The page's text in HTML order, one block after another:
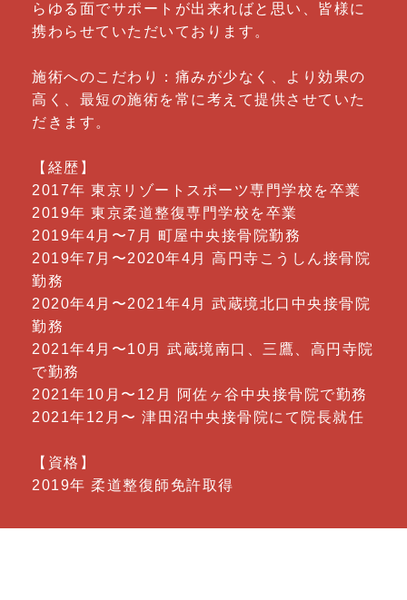
らゆる面でサポートが出来ればと思い、皆様に
携わらせていただいております。
施術へのこだわり：痛みが少なく、より効果の
高く、最短の施術を常に考えて提供させていた
だきます。
【経歴】
2017年 東京リゾートスポーツ専門学校を卒業
2019年 東京柔道整復専門学校を卒業
2019年4月〜7月 町屋中央接骨院勤務
2019年7月〜2020年4月 高円寺こうしん接骨院
勤務
2020年4月〜2021年4月 武蔵境北口中央接骨院
勤務
2021年4月〜10月 武蔵境南口、三鷹、高円寺院
で勤務
2021年10月〜12月 阿佐ヶ谷中央接骨院で勤務
2021年12月〜 津田沼中央接骨院にて院長就任
【資格】
2019年 柔道整復師免許取得